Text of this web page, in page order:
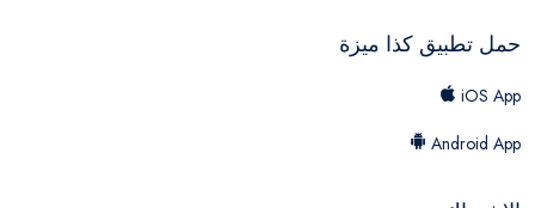
حمل تطبيق كذا ميزة
iOS App
Android App